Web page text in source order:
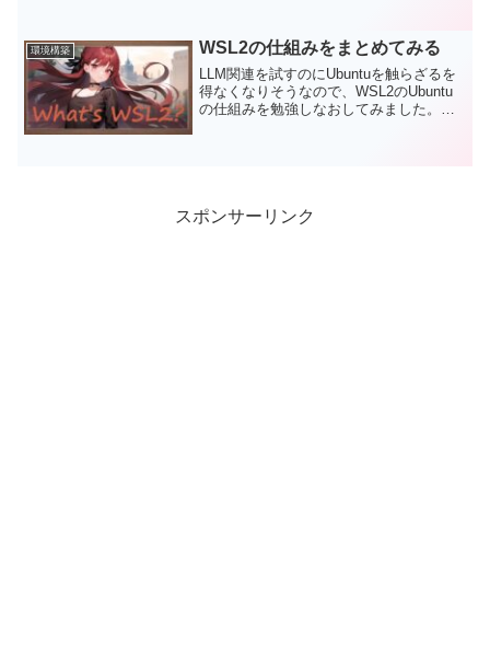
まとめました。
環境構築 WSL2の仕組みをまとめてみる
LLM関連を試すのにUbuntuを触らざるを
得なくなりそうなので、WSL2のUbuntu
の仕組みを勉強しなおしてみました。私
スポンサーリンク